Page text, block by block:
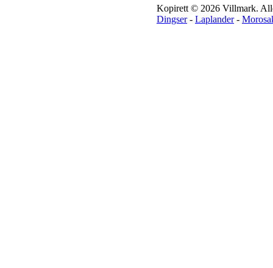
Kopirett © 2026 Villmark.
Dingser- Laplander-